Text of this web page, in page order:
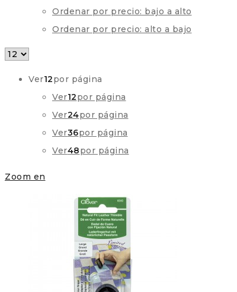
Ordenar por precio: bajo a alto
Ordenar por precio: alto a bajo
Ver12por página
Ver12por página
Ver24por página
Ver36por página
Ver48por página
Zoom en